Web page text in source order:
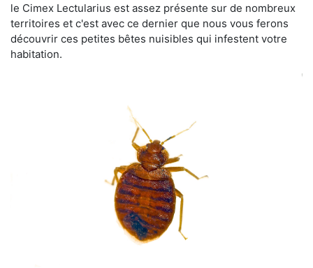
le Cimex Lectularius est assez présente sur de nombreux
territoires et c'est avec ce dernier que nous vous ferons
découvrir ces petites bêtes nuisibles qui infestent votre
habitation.